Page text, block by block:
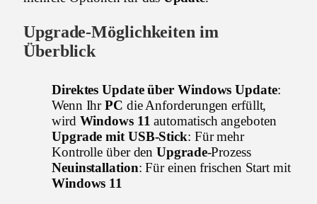
Upgrade-Möglichkeiten im
Überblick
Direktes Update über Windows Update:
Wenn IhrPC die Anforderungen erfüllt,
wird Windows 11 automatisch angeboten
Upgrade mit USB-Stick: Für mehr
Kontrolle über denUpgrade-Prozess
Neuinstallation: Für einen frischen Start mit
Windows 11